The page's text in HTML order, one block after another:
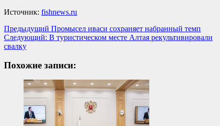
Источник: fishnews.ru
Навигация
записи
Предыдущий Промысел иваси сохраняет набранный темп
Следующий: В туристическом месте Алтая рекультивировали
свалку
Похожие записи: